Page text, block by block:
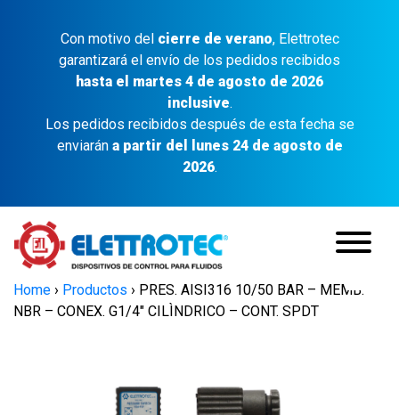
Con motivo del cierre de verano, Elettrotec
garantizará el envío de los pedidos recibidos
hasta el martes 4 de agosto de 2026
inclusive.
Los pedidos recibidos después de esta fecha se
enviarán a partir del lunes 24 de agosto de
2026.
Home › Productos › PRES. AISI316 10/50 BAR – MEMB.
NBR – CONEX. G1/4″ CILÌNDRICO – CONT. SPDT